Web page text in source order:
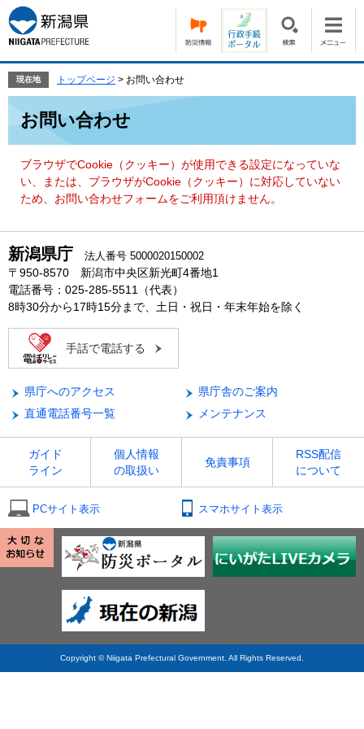
ー
ジ
の
頭
す。
ニ
ュ
ー
飛
て
現在地 トップページ > お問い合わせ
お問い合わせ
ブラウザでCookie（クッキー）が使用できる設定になっていな
い、または、ブラウザがCookie（クッキー）に対応していない
ため、お問い合わせフォームをご利用頂けません。
新潟県庁 法人番号 5000020150002
〒950-8570 新潟市中央区新光町4番地1
電話番号：025-285-5511（代表）
8時30分から17時15分まで、土日・祝日・年末年始を除く
手話で電話する
県庁へのアクセス
県庁舎のご案内
直通電話番号一覧
メンテナンス
ガイド
ライン
個人情報
の取扱い
免責事項
RSS配信
について
PCサイト表示 スマホサイト表示
Copyright © Niigata Prefectural Government. All Rights Reserved.